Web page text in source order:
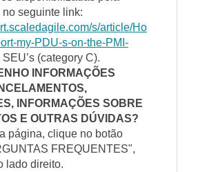
seguinte link:
s/article/Ho
my-PDU-s-on-the-PMI-
(category C).
INFORMAÇÕES
INFORMAÇÕES SOBRE
E OUTRAS DÚVIDAS?
página, clique no botão
FREQUENTES",
lado direito.